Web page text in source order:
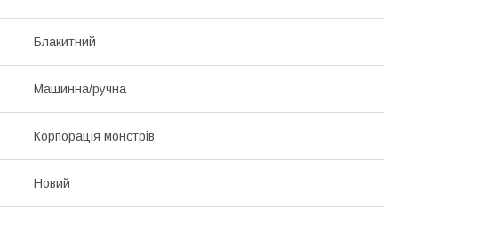
Блакитний
Машинна/ручна
Корпорація монстрів
Новий